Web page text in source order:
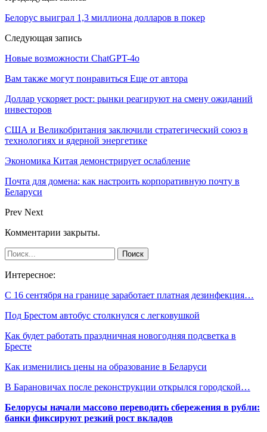
Белорус выиграл 1,3 миллиона долларов в покер
Следующая запись
Новые возможности ChatGPT-4o
Вам также могут понравиться Еще от автора
Доллар ускоряет рост: рынки реагируют на смену ожиданий
инвесторов
США и Великобритания заключили стратегический союз в
технологиях и ядерной энергетике
Экономика Китая демонстрирует ослабление
Почта для домена: как настроить корпоративную почту в
Беларуси
Prev Next
Комментарии закрыты.
Интересное:
С 16 сентября на границе заработает платная дезинфекция…
Под Брестом автобус столкнулся с легковушкой
Как будет работать праздничная новогодняя подсветка в
Бресте
Как изменились цены на образование в Беларуси
В Барановичах после реконструкции открылся городской…
Белорусы начали массово переводить сбережения в рубли:
банки фиксируют резкий рост вкладов